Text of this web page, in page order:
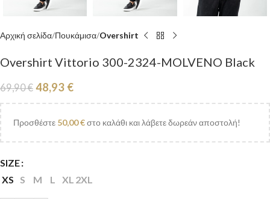
Αρχική σελίδα Πουκάμισα Overshirt
Overshirt Vittorio 300-2324-MOLVENO Black
69,90€ 48,93 €
Προσθέστε 50,00€στο καλάθι και λάβετε δωρεάν αποστολή!
SIZE
XS
S M L XL 2XL